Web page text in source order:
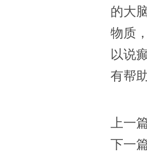
的大
物质
以说
有帮
上一
下一